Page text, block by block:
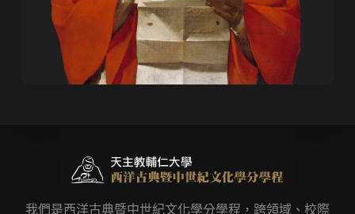
我們是西洋古典暨中世紀文化學分學程，跨領域、校際